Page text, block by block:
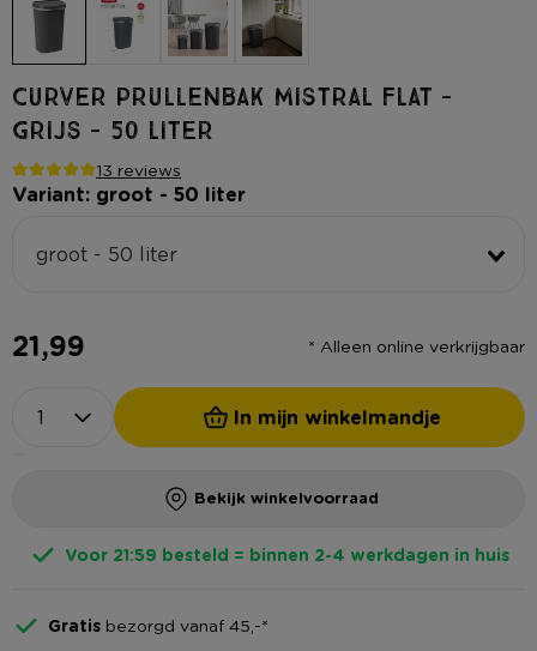
Curver prullenbak mistral flat -
grijs - 50 liter
13 reviews
Variant: groot - 50 liter
groot - 50 liter
21,99 * Alleen online verkrijgbaar
In mijn winkelmandje
Bekijk winkelvoorraad
Voor 21:59 besteld = binnen 2-4 werkdagen in huis
Gratis bezorgd vanaf 45,-*